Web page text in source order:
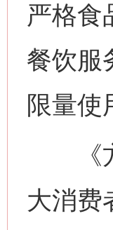
严格食
餐饮服
限量使
《方
大消费
网上购